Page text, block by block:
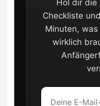
Hol dir die
Checkliste
Minuten,
wirklich